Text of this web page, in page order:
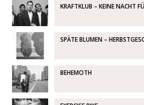
KRAFTKLUB – KEINE NACHT
SPÄTE BLUMEN –
BEHEMOTH